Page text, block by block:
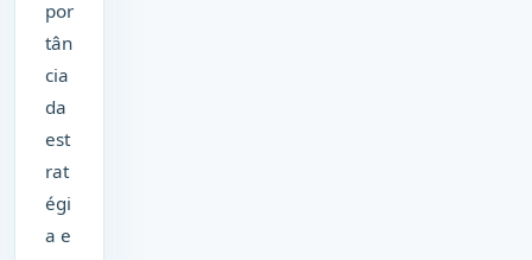
por
tân
cia
da
est
rat
égi
a e